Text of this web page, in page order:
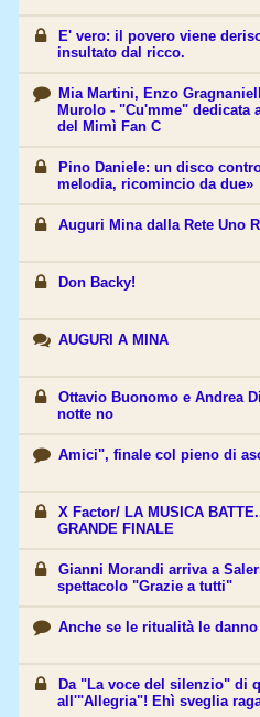
E' vero: il povero viene
insultato dal ricco.
Mia Martini, Enzo
Murolo - "Cu'mme" dedicata
del Mimì Fan C
Pino Daniele: un disco
melodia, ricomincio da due»
Auguri Mina dalla Rete Uno
Don Backy!
AUGURI A MINA
Ottavio Buonomo e Andrea
notte no
Amici", finale col pieno di
X Factor/ LA MUSICA
GRANDE FINALE
Gianni Morandi arriva a
spettacolo "Grazie a tutti"
Anche se le ritualità le
Da "La voce del silenzio" di
all'"Allegria"! Ehì sveglia